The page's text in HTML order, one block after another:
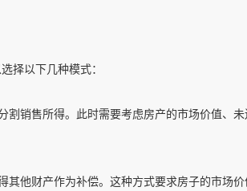
择以下几种模式：
销售所得。此时需要考虑房产的市场价值、未
他财产作为补偿。这种方式要求房子的市场价